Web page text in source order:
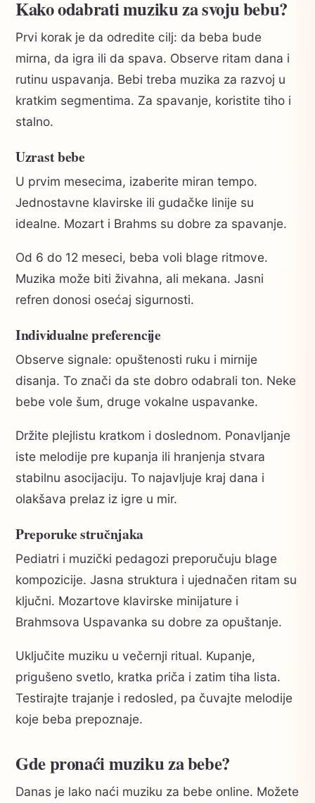
Kako odabrati muziku za svoju bebu?
Prvi korak je da odredite cilj: da beba bude
mirna, da igra ili da spava. Observe ritam dana i
rutinu uspavanja. Bebi treba muzika za razvoj u
kratkim segmentima. Za spavanje, koristite tiho i
stalno.
Uzrast bebe
U prvim mesecima, izaberite miran tempo.
Jednostavne klavirske ili gudačke linije su
idealne. Mozart i Brahms su dobre za spavanje.
Od 6 do 12 meseci, beba voli blage ritmove.
Muzika može biti živahna, ali mekana. Jasni
refren donosi osećaj sigurnosti.
Individualne preferencije
Observe signale: opuštenosti ruku i mirnije
disanja. To znači da ste dobro odabrali ton. Neke
bebe vole šum, druge vokalne uspavanke.
Držite plejlistu kratkom i doslednom. Ponavljanje
iste melodije pre kupanja ili hranjenja stvara
stabilnu asocijaciju. To najavljuje kraj dana i
olakšava prelaz iz igre u mir.
Preporuke stručnjaka
Pediatri i muzički pedagozi preporučuju blage
kompozicije. Jasna struktura i ujednačen ritam su
ključni. Mozartove klavirske minijature i
Brahmsova Uspavanka su dobre za opuštanje.
Uključite muziku u večernji ritual. Kupanje,
prigušeno svetlo, kratka priča i zatim tiha lista.
Testirajte trajanje i redosled, pa čuvajte melodije
koje beba prepoznaje.
Gde pronaći muziku za bebe?
Danas je lako naći muziku za bebe online. Možete